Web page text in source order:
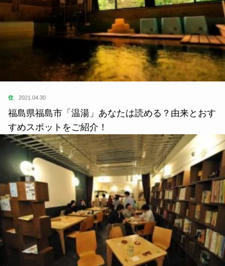
住 2020.12.29
行けないからこそ行きたい「英国展」。